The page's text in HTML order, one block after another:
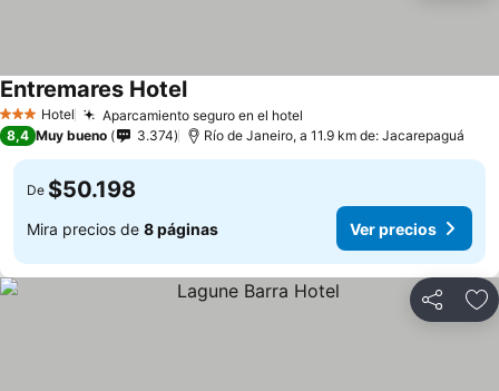
3 Estrellas
Hotel Aparcamiento seguro en el hotel
Entremares HotelVer precios
8,4 Muy bueno 3.374 Río de Janeiro, a 11.9 km de: Jacarepaguá
De $50.198
Mira precios de 8 páginas Ver precios
Compartir